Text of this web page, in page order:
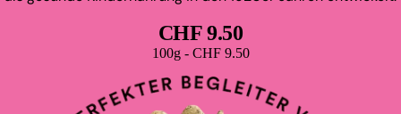
CHF 9.50
Grundpreis
100g - CHF 9.50